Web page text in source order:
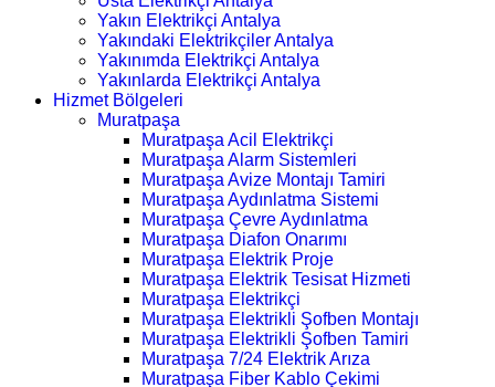
Yakın Elektrikçi Antalya
Yakındaki Elektrikçiler Antalya
Yakınımda Elektrikçi Antalya
Yakınlarda Elektrikçi Antalya
Hizmet Bölgeleri
Muratpaşa
Muratpaşa Acil Elektrikçi
Muratpaşa Alarm Sistemleri
Muratpaşa Avize Montajı Tamiri
Muratpaşa Aydınlatma Sistemi
Muratpaşa Çevre Aydınlatma
Muratpaşa Diafon Onarımı
Muratpaşa Elektrik Proje
Muratpaşa Elektrik Tesisat Hizmeti
Muratpaşa Elektrikçi
Muratpaşa Elektrikli Şofben Montajı
Muratpaşa Elektrikli Şofben Tamiri
Muratpaşa 7/24 Elektrik Arıza
Muratpaşa Fiber Kablo Çekimi